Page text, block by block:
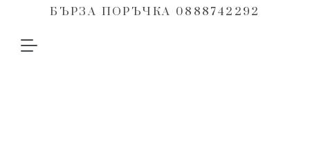
БЪРЗА ПОРЪЧКА 0888742292